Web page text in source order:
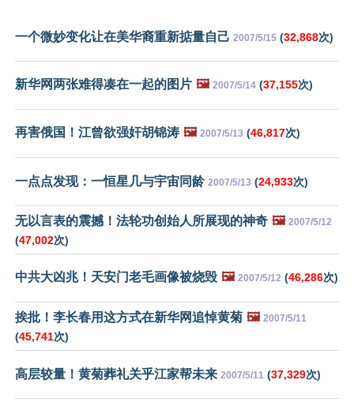
一个微妙变化让在美华裔重新掂量自己 2007/5/15 (32,868次)
新华网两张难得凑在一起的图片 🖼️ 2007/5/14 (37,155次)
再害俄国！江曾欲强奸胡锦涛 🖼️ 2007/5/13 (46,817次)
一点点发现：一恒星几与宇宙同龄 2007/5/13 (24,933次)
无以言表的震撼！法轮功创始人所展现的神奇 🖼️ 2007/5/12
(47,002次)
中共大凶兆！天安门老毛画像被烧毁 🖼️ 2007/5/12 (46,286次)
挨批！李长春用这方式在新华网追悼黄菊 🖼️ 2007/5/11
(45,741次)
高层较量！黄菊葬礼关乎江家帮未来 2007/5/11 (37,329次)